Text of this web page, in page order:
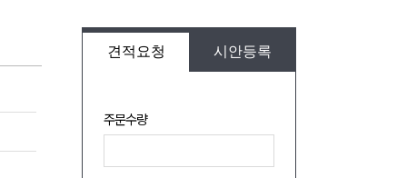
견적요청 시안등록
주문수량